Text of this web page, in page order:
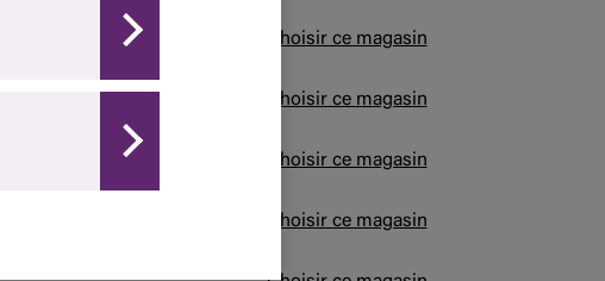
Choisir ce magasin
Choisir ce magasin
Choisir ce magasin
Choisir ce magasin